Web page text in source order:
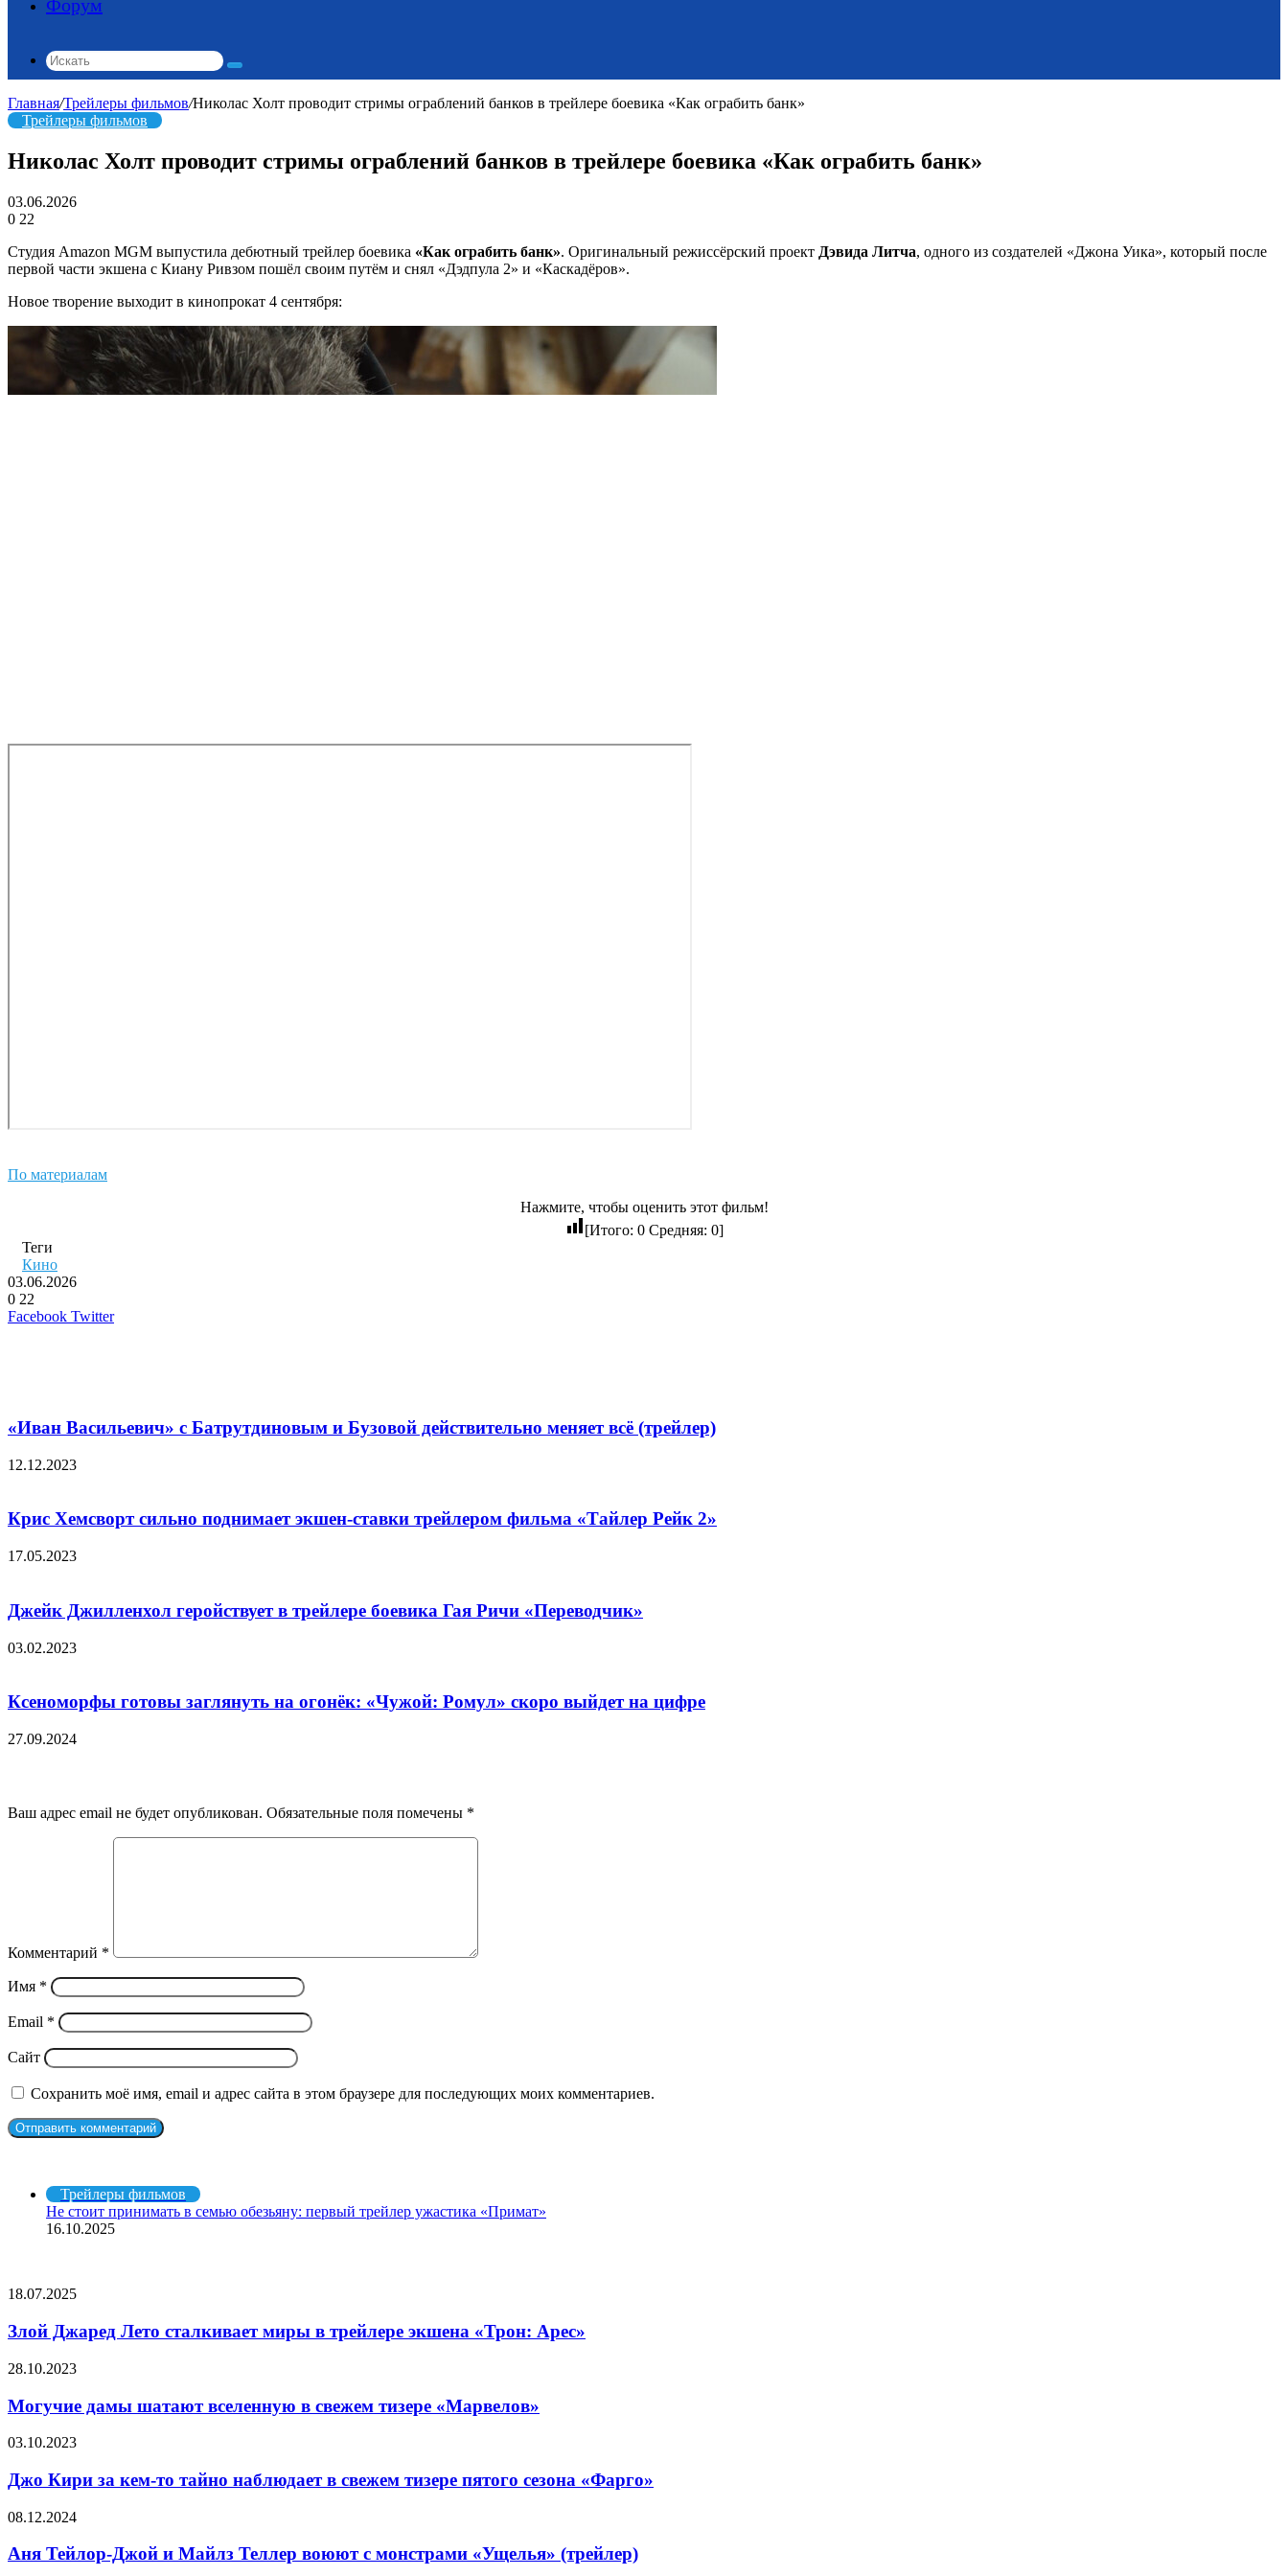
Форум
Искать
Главная/Трейлеры фильмов/Николас Холт проводит стримы ограблений банков в трейлере боевика «Как ограбить банк»
Трейлеры фильмов
Николас Холт проводит стримы ограблений банков в трейлере боевика «Как ограбить банк»
03.06.2026
0 22
Студия Amazon MGM выпустила дебютный трейлер боевика «Как ограбить банк». Оригинальный режиссёрский проект Дэвида Литча, одного из создателей «Джона Уика», который после
первой части экшена с Киану Ривзом пошёл своим путём и снял «Дэдпула 2» и «Каскадёров».
Новое творение выходит в кинопрокат 4 сентября:
По материалам
Нажмите, чтобы оценить этот фильм!
[Итого: 0Средняя: 0]
Теги
Кино
03.06.2026
0 22
Facebook TwitterLinkedIn
Pinterest
Вконтакте
Одноклассники
Skype
WhatsApp
Telegram
Viber
«Иван Васильевич» с Батрутдиновым и Бузовой действительно меняет всё (трейлер)
12.12.2023
Крис Хемсворт сильно поднимает экшен-ставки трейлером фильма «Тайлер Рейк 2»
17.05.2023
Джейк Джилленхол геройствует в трейлере боевика Гая Ричи «Переводчик»
03.02.2023
Ксеноморфы готовы заглянуть на огонёк: «Чужой: Ромул» скоро выйдет на цифре
27.09.2024
Ваш адрес email не будет опубликован. Обязательные поля помечены *
Комментарий *
Имя *
Email *
Сайт
Сохранить моё имя, email и адрес сайта в этом браузере для последующих моих комментариев.
Трейлеры фильмов
Не стоит принимать в семью обезьяну: первый трейлер ужастика «Примат»
16.10.2025
Злой
Лето
сталкивает
миры
в
трейлере
экшена
Арес»
18.07.2025
Злой Джаред Лето сталкивает миры в трейлере экшена «Трон: Арес»
Могучие
шатают
вселенную
в
тизере
«Марвелов»
28.10.2023
Могучие дамы шатают вселенную в свежем тизере «Марвелов»
Джо
за
кем-
то
тайно
наблюдает
в
03.10.2023
Джо Кири за кем-то тайно наблюдает в свежем тизере пятого сезона «Фарго»
Аня
Джой
08.12.2024
Аня Тейлор-Джой и Майлз Теллер воюют с монстрами «Ущелья» (трейлер)